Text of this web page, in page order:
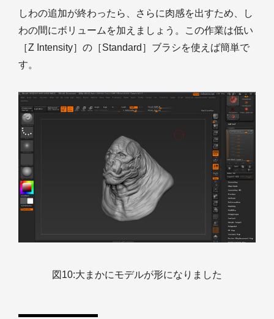
しわの追加が終わったら、さらに肉感を出すため、し
わの間にボリュームを加えましょう。この作業は低い
［Z Intensity］の［Standard］ブラシを使えば簡単で
す。
図10:大まかにモデルが形になりました